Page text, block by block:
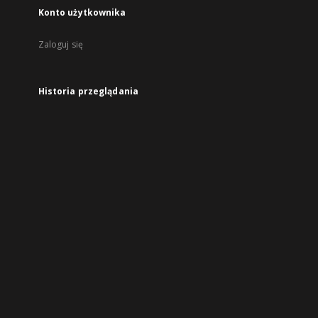
Konto użytkownika
Zaloguj się
Historia przeglądania